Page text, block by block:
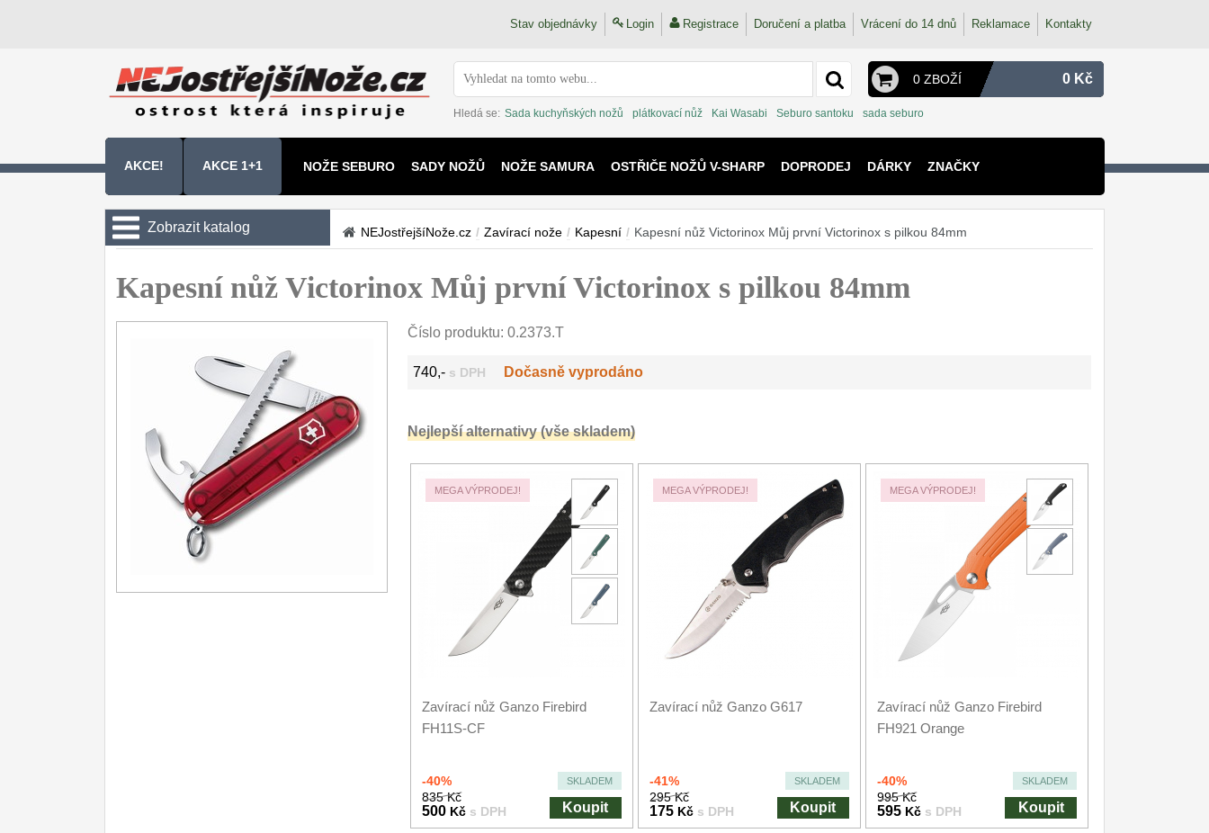
Stav objednávky Login Registrace Doručení a platba Vrácení do 14 dnů Reklamace Kontakty
0 ZBOŽÍ 0 Kč
Hledá se: Sada kuchyňských nožů plátkovací nůž Kai Wasabi Seburo santoku sada seburo
AKCE! AKCE 1+1 NOŽE SEBURO SADY NOŽŮ NOŽE SAMURA OSTŘIČE NOŽŮ V-SHARP DOPRODEJ DÁRKY ZNAČKY
Zobrazit katalog
Zavírací nože
Speciální
Nože s pevnou čepelí
Speciální nože
Ostření nožů
Nože SEBURO
NEJostřejšíNože.cz / Zavírací nože / Kapesní / Kapesní nůž Victorinox Můj první Victorinox s pilkou 84mm
Kapesní nůž Victorinox Můj první Victorinox s pilkou 84mm
Číslo produktu: 0.2373.T
740,- s DPH Dočasně vyprodáno
Nejlepší alternativy (vše skladem)
MEGA VÝPRODEJ!
Zavírací nůž Ganzo Firebird
FH11S-CF
-40% SKLADEM
835 Kč
500 Kč s DPH Koupit
MEGA VÝPRODEJ!
Zavírací nůž Ganzo G617
-41% SKLADEM
295 Kč
175 Kč s DPH Koupit
MEGA VÝPRODEJ!
Zavírací nůž Ganzo Firebird
FH921 Orange
-40% SKLADEM
995 Kč
595 Kč s DPH Koupit